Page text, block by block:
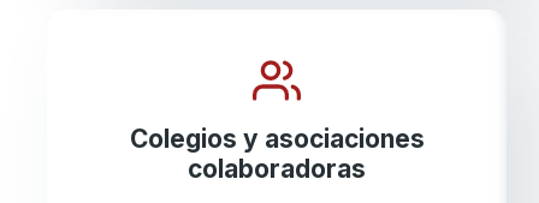
Colegios y asociaciones
colaboradoras